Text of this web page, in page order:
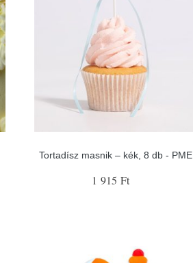
Tortadísz masnik – kék, 8 db - PME
1 915 Ft